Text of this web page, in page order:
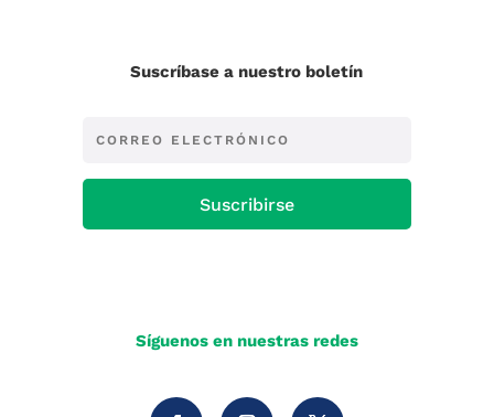
Suscríbase a nuestro boletín
Suscribirse
Síguenos en nuestras redes